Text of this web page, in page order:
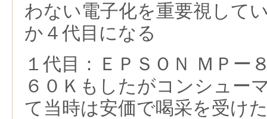
わない電子化を重要視して
か４代目になる
１代目：ＥＰＳＯＮ ＭＰー
６０Ｋもしたがコンシュー
て当時は安価で喝采を受け